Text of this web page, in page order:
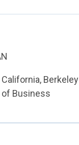
Berkeley
of Business